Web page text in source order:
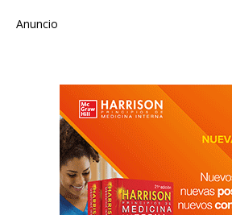
Anuncio